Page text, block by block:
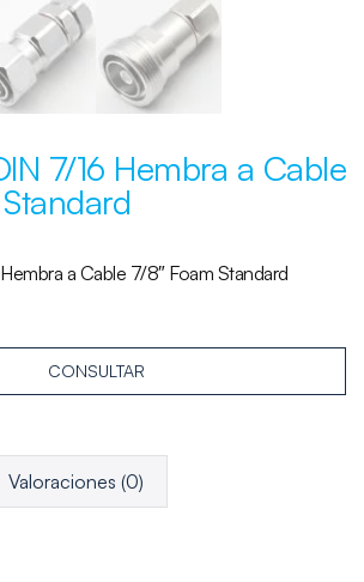
7/16 Hembra a Cable
a Cable 7/8″ Foam Standard
CONSULTAR
Valoraciones (0)